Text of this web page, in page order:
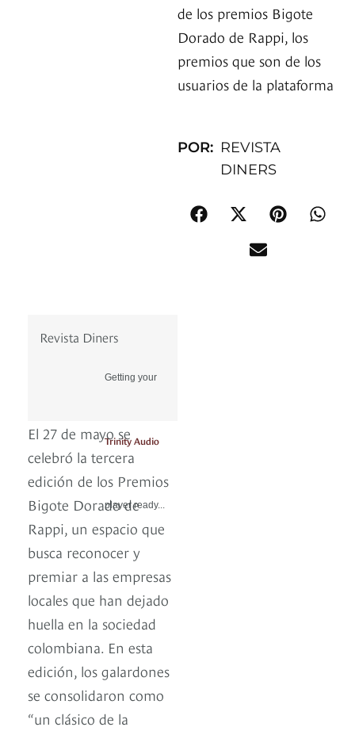
de los premios Bigote
Dorado de Rappi, los
premios que son de los
usuarios de la plataforma
POR: REVISTA
DINERS
Revista Diners
Getting your
Trinity Audio
player ready...
El 27 de mayo se
celebró la tercera
edición de los Premios
Bigote Dorado de
Rappi, un espacio que
busca reconocer y
premiar a las empresas
locales que han dejado
huella en la sociedad
colombiana. En esta
edición, los galardones
se consolidaron como
“un clásico de la